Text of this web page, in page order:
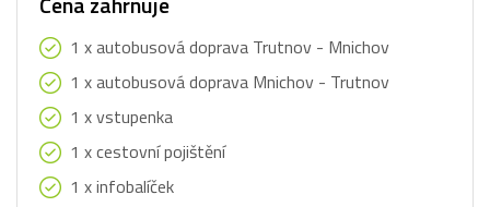
1 x autobusová doprava Trutnov - Mnichov
1 x autobusová doprava Mnichov - Trutnov
1 x vstupenka
1 x cestovní pojištění
1 x infobalíček